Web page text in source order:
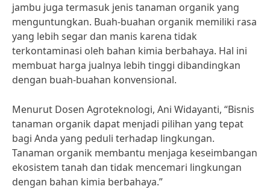
jambu juga termasuk jenis tanaman organik yang
menguntungkan. Buah-buahan organik memiliki rasa
yang lebih segar dan manis karena tidak
terkontaminasi oleh bahan kimia berbahaya. Hal ini
membuat harga jualnya lebih tinggi dibandingkan
dengan buah-buahan konvensional.
Menurut Dosen Agroteknologi, Ani Widayanti, “Bisnis
tanaman organik dapat menjadi pilihan yang tepat
bagi Anda yang peduli terhadap lingkungan.
Tanaman organik membantu menjaga keseimbangan
ekosistem tanah dan tidak mencemari lingkungan
dengan bahan kimia berbahaya.”